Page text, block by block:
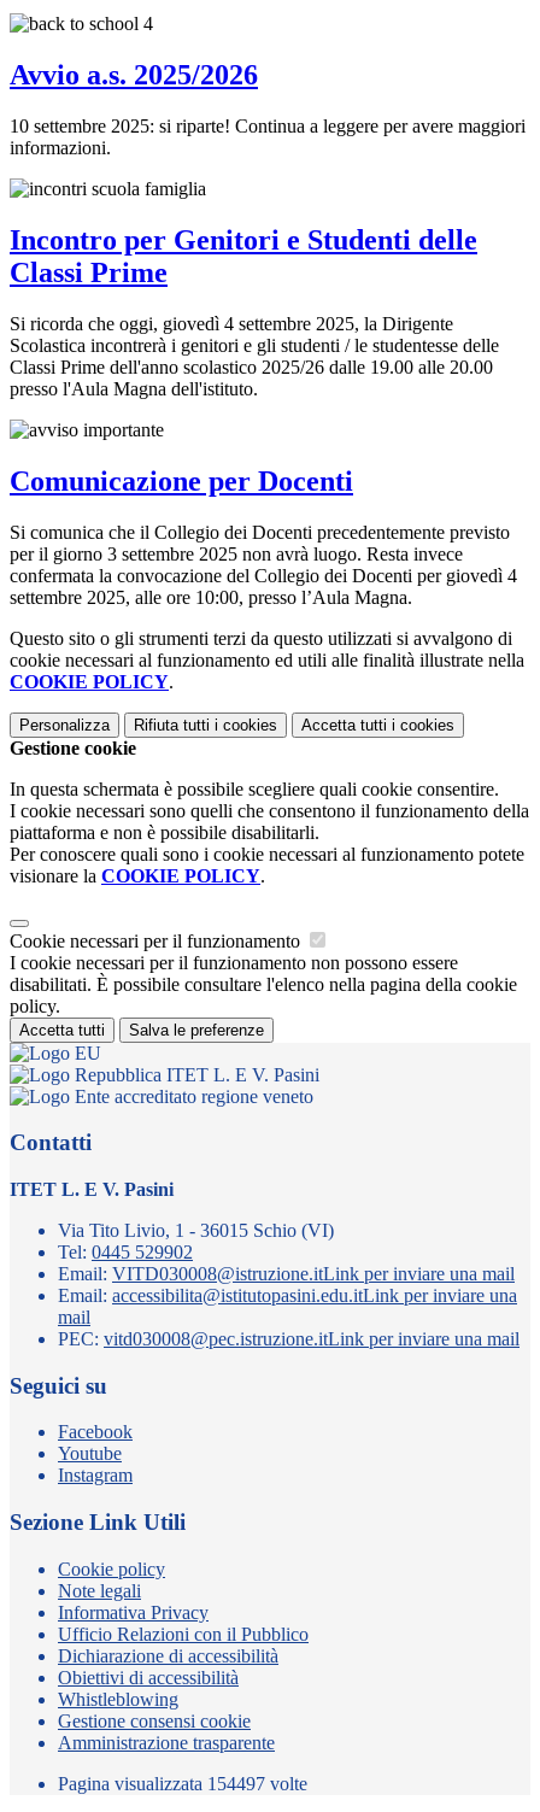
Avvio a.s. 2025/2026
10 settembre 2025: si riparte! Continua a leggere per avere maggiori
informazioni.
Incontro per Genitori e Studenti delle
Classi Prime
Si ricorda che oggi, giovedì 4 settembre 2025, la Dirigente
Scolastica incontrerà i genitori e gli studenti / le studentesse delle
Classi Prime dell'anno scolastico 2025/26 dalle 19.00 alle 20.00
presso l'Aula Magna dell'istituto.
Comunicazione per Docenti
Si comunica che il Collegio dei Docenti precedentemente previsto
per il giorno 3 settembre 2025 non avrà luogo. Resta invece
confermata la convocazione del Collegio dei Docenti per giovedì 4
settembre 2025, alle ore 10:00, presso l’Aula Magna.
Questo sito o gli strumenti terzi da questo utilizzati si avvalgono di
cookie necessari al funzionamento ed utili alle finalità illustrate nella
COOKIE POLICY.
Personalizza Rifiuta tutti i cookies Accetta tutti i cookies
Gestione cookie
In questa schermata è possibile scegliere quali cookie consentire.
I cookie necessari sono quelli che consentono il funzionamento della
piattaforma e non è possibile disabilitarli.
Per conoscere quali sono i cookie necessari al funzionamento potete
visionare la COOKIE POLICY.
Cookie necessari per il funzionamento
I cookie necessari per il funzionamento non possono essere
disabilitati. È possibile consultare l'elenco nella pagina della cookie
policy.
Accetta tutti Salva le preferenze
ITET L. E V. Pasini
Contatti
ITET L. E V. Pasini
Via Tito Livio, 1 - 36015 Schio (VI)
Tel: 0445 529902
Email: VITD030008@istruzione.itLink per inviare una mail
Email: accessibilita@istitutopasini.edu.itLink per inviare una
mail
PEC: vitd030008@pec.istruzione.itLink per inviare una mail
Seguici su
Facebook
Youtube
Instagram
Sezione Link Utili
Cookie policy
Note legali
Informativa Privacy
Ufficio Relazioni con il Pubblico
Dichiarazione di accessibilità
Obiettivi di accessibilità
Whistleblowing
Gestione consensi cookie
Amministrazione trasparente
Pagina visualizzata 154497 volte